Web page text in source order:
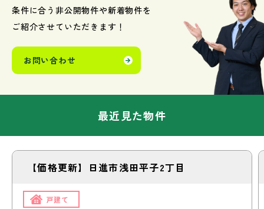
条件に合う非公開物件や新着物件を
ご紹介させていただきます！
お問い合わせ
最近見た物件
【価格更新】日進市浅田平子2丁目
戸建て